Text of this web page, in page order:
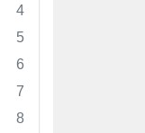
4
5
6
7
8